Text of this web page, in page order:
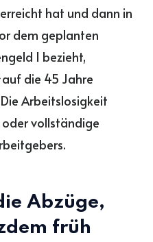
hat und dann in
dem geplanten
I bezieht,
auf die 45 Jahre
Arbeitslosigkeit
vollständige
Abzüge,
früh